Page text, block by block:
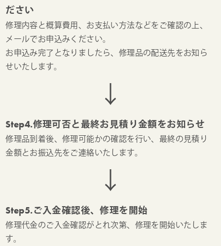
ださい
修理内容と概算費用、お支払い方法などをご確認の上、
メールでお申込みください。
お申込み完了となりましたら、修理品の配送先をお知ら
せいたします。
↓
Step4.修理可否と最終お見積り金額をお知らせ
修理品到着後、修理可能かの確認を行い、最終の見積り
金額とお振込先をご連絡いたします。
↓
Step5.ご入金確認後、修理を開始
修理代金のご入金確認がとれ次第、修理を開始いたしま
す。